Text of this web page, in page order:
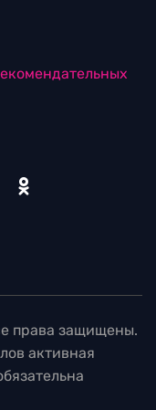
права защищены.
активная